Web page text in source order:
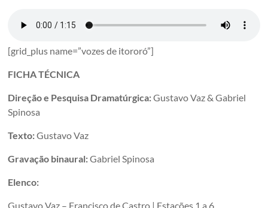
Brazil
[grid_plus name=”vozes de itororó”]
FICHA TÉCNICA
Direção e Pesquisa Dramatúrgica:Gustavo Vaz & Gabriel
Spinosa
Texto:Gustavo Vaz
Gravação binaural:Gabriel Spinosa
Elenco:
Gustavo Vaz – Francisco de Castro | Estações 1 a 6